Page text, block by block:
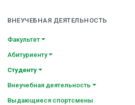
ВНЕУЧЕБНАЯ ДЕЯТЕЛЬНОСТЬ
Факультет
Абитуриенту
Студенту
Внеучебная деятельность
Выдающиеся спортсмены